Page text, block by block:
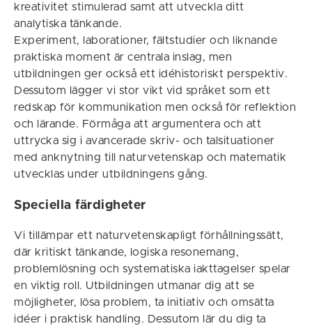
kreativitet stimulerad samt att utveckla ditt
analytiska tänkande.
Experiment, laborationer, fältstudier och liknande
praktiska moment är centrala inslag, men
utbildningen ger också ett idéhistoriskt perspektiv.
Dessutom lägger vi stor vikt vid språket som ett
redskap för kommunikation men också för reflektion
och lärande. Förmåga att argumentera och att
uttrycka sig i avancerade skriv- och talsituationer
med anknytning till naturvetenskap och matematik
utvecklas under utbildningens gång.
Speciella färdigheter
Vi tillämpar ett naturvetenskapligt förhållningssätt,
där kritiskt tänkande, logiska resonemang,
problemlösning och systematiska iakttagelser spelar
en viktig roll. Utbildningen utmanar dig att se
möjligheter, lösa problem, ta initiativ och omsätta
idéer i praktisk handling. Dessutom lär du dig ta